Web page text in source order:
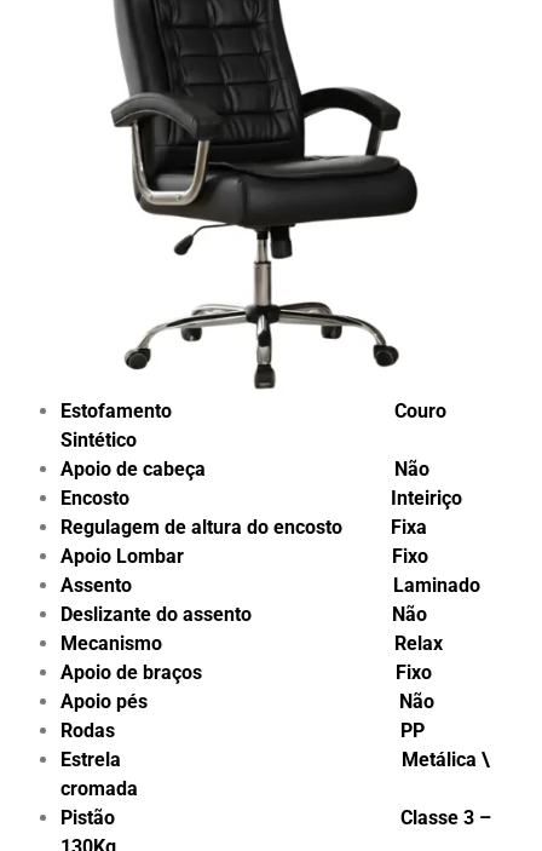
Estofamento Couro
Sintético
Apoio de cabeça Não
Encosto Inteiriço
Regulagem de altura do encosto Fixa
Apoio Lombar Fixo
Assento Laminado
Deslizante do assento Não
Mecanismo Relax
Apoio de braços Fixo
Apoio pés Não
Rodas PP
Estrela Metálica \
cromada
Pistão Classe 3 –